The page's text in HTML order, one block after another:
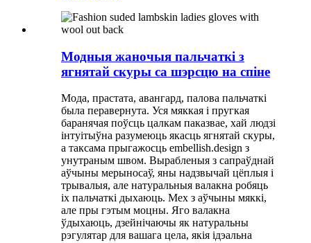
Модныя жаночыя пальчаткі з
ягнятай скуры са шэрсцю на спіне
Мода, прастата, авангард, палова пальчаткі
была перавернута. Уся мяккая і пругкая
баранячая поўсць цалкам паказвае, хай людзі
інтуітыўна разумеюць якасць ягнятай скуры,
а таксама прыгажосць embellish.design з
унутраным швом. Вырабленыя з сапраўднай
аўчыны мерыносаў, яны надзвычай цёплыя і
трывалыя, але натуральныя валакна робяць
іх пальчаткі дыхаюць. Мех з аўчыны мяккі,
але пры гэтым моцны. Яго валакна
ўдыхаюць, дзейнічаючы як натуральны
рэгулятар для вашага цела, якія ідэальна